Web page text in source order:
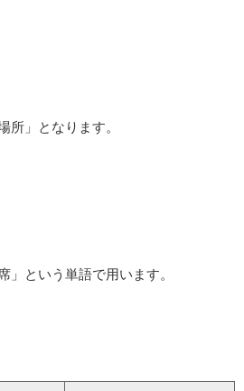
所」となります。
という単語で用います。